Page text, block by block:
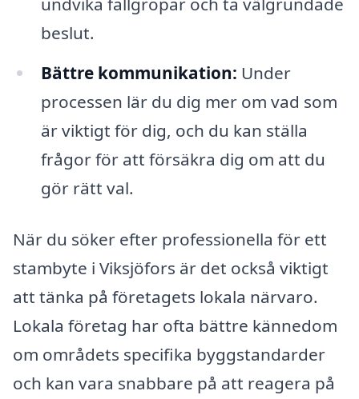
beslut.
Bättre kommunikation: Under
processen lär du dig mer om vad som
är viktigt för dig, och du kan ställa
frågor för att försäkra dig om att du
gör rätt val.
När du söker efter professionella för ett
stambyte i Viksjöfors är det också viktigt
att tänka på företagets lokala närvaro.
Lokala företag har ofta bättre kännedom
om områdets specifika byggstandarder
och kan vara snabbare på att reagera på